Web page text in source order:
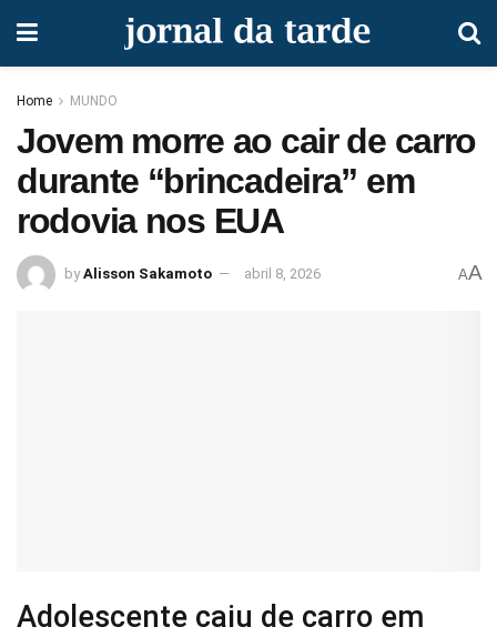
Home MUNDO
Jovem morre ao cair de carro
durante “brincadeira” em
rodovia nos EUA
by Alisson Sakamoto abril 8, 2026 AA
Adolescente caiu de carro em alta